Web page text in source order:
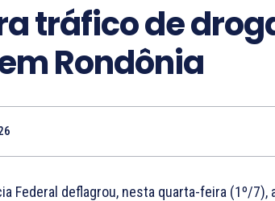
tráfico de
Rondônia
Federal deflagrou, nesta quarta-feira (1º/